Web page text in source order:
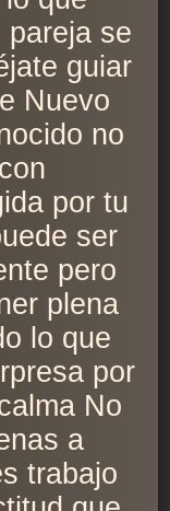
pareja se
guiar
Nuevo
no
por tu
ser
pero
plena
lo que
por
No
a
trabajo